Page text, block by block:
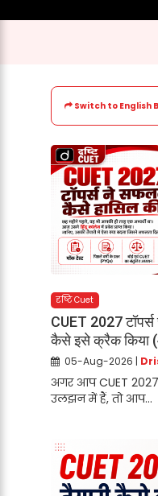
Switch to English
दृष्टि Cuet
CUET 2027
कैसे इसे क्रैक
05-Aug-2026 |
अगर आप CUET
उलझन में हैं, तो आप...